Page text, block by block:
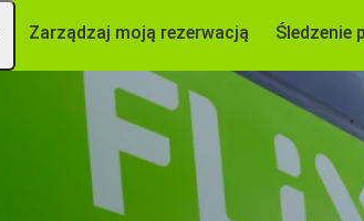
Zarządzaj moją rezerwacją Śledzenie